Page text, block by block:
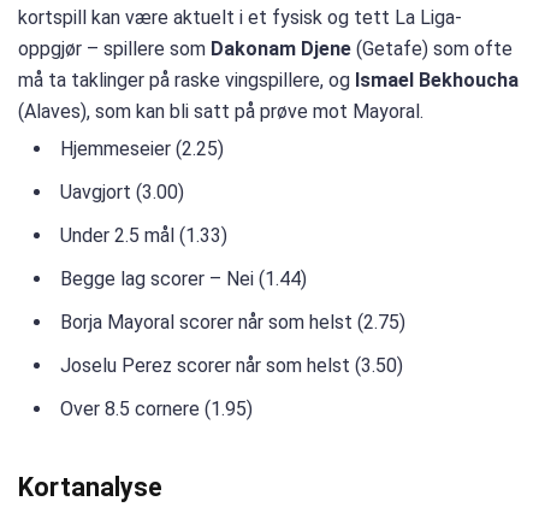
kortspill kan være aktuelt i et fysisk og tett La Liga-
oppgjør – spillere som Dakonam Djene (Getafe) som ofte
må ta taklinger på raske vingspillere, og Ismael Bekhoucha
(Alaves), som kan bli satt på prøve mot Mayoral.
Hjemmeseier (2.25)
Uavgjort (3.00)
Under 2.5 mål (1.33)
Begge lag scorer – Nei (1.44)
Borja Mayoral scorer når som helst (2.75)
Joselu Perez scorer når som helst (3.50)
Over 8.5 cornere (1.95)
Kortanalyse